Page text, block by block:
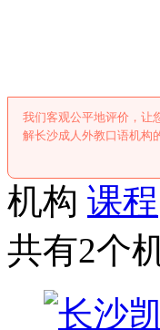
我们客观公平地评价，让
解长沙成人外教口语机构
机构 课程
共有2个